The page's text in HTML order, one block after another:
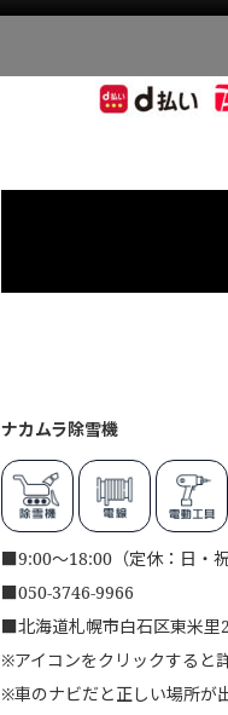
ナカムラ除雪機
■9:00～18:00（定休：日・祝
■050-3746-9966
■北海道札幌市白石区東米里
※アイコンをクリックすると
※車のナビだと正しい場所が